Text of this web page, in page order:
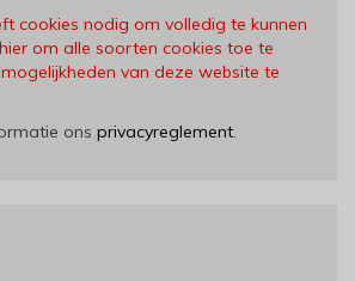
cookies nodig om volledig te kunnen
om alle soorten cookies toe te
van deze website te
ons privacyreglement